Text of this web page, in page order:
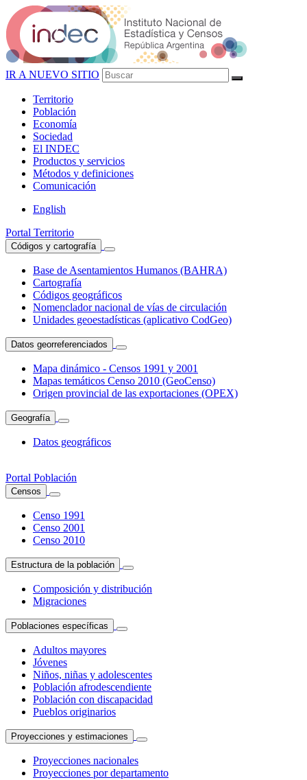
IR A NUEVO SITIO
Territorio
Población
Economía
Sociedad
El INDEC
Productos y servicios
Métodos y definiciones
Comunicación
English
Portal Territorio
Códigos y cartografía
Base de Asentamientos Humanos (BAHRA)
Cartografía
Códigos geográficos
Nomenclador nacional de vías de circulación
Unidades geoestadísticas (aplicativo CodGeo)
Datos georreferenciados
Mapa dinámico - Censos 1991 y 2001
Mapas temáticos Censo 2010 (GeoCenso)
Origen provincial de las exportaciones (OPEX)
Geografía
Datos geográficos
Portal Población
Censos
Censo 1991
Censo 2001
Censo 2010
Estructura de la población
Composición y distribución
Migraciones
Poblaciones específicas
Adultos mayores
Jóvenes
Niños, niñas y adolescentes
Población afrodescendiente
Población con discapacidad
Pueblos originarios
Proyecciones y estimaciones
Proyecciones nacionales
Proyecciones por departamento